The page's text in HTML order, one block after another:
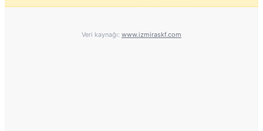
Veri kaynağı: www.izmiraskf.com